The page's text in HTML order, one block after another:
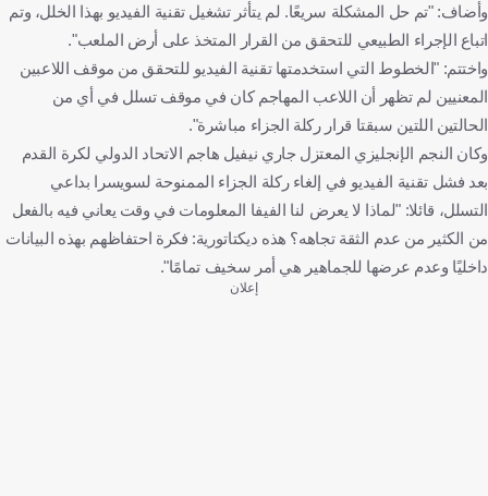
وأضاف: "تم حل المشكلة سريعًا. لم يتأثر تشغيل تقنية الفيديو بهذا الخلل، وتم
اتباع الإجراء الطبيعي للتحقق من القرار المتخذ على أرض الملعب".
واختتم: "الخطوط التي استخدمتها تقنية الفيديو للتحقق من موقف اللاعبين
المعنيين لم تظهر أن اللاعب المهاجم كان في موقف تسلل في أي من
الحالتين اللتين سبقتا قرار ركلة الجزاء مباشرة".
وكان النجم الإنجليزي المعتزل جاري نيفيل هاجم الاتحاد الدولي لكرة القدم
بعد فشل تقنية الفيديو في إلغاء ركلة الجزاء الممنوحة لسويسرا بداعي
التسلل، قائلا: "لماذا لا يعرض لنا الفيفا المعلومات في وقت يعاني فيه بالفعل
من الكثير من عدم الثقة تجاهه؟ هذه ديكتاتورية: فكرة احتفاظهم بهذه البيانات
داخليًا وعدم عرضها للجماهير هي أمر سخيف تمامًا".
إعلان